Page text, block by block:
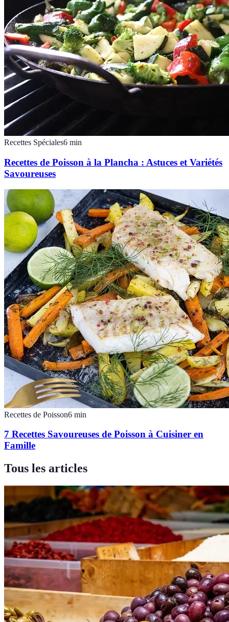
Recettes Spéciales6 min
Recettes de Poisson à la Plancha : Astuces et Variétés
Savoureuses
Recettes de Poisson6 min
7 Recettes Savoureuses de Poisson à Cuisiner en
Famille
Tous les articles